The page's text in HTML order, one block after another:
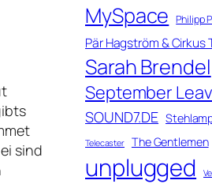
sind
MySpace Philipp
Pär Hagström & Cirkus
Sarah Brendel
September
SOUND7.DE
Telecaster The Gentlemen
unplugged